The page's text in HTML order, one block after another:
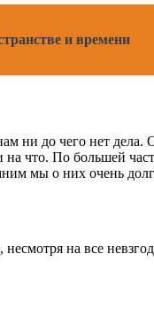
и времени
ни до чего нет дела.
что. По большей
мы о них очень
на все